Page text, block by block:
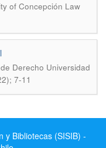
of Concepción Law
Derecho Universidad
7-11
y Bibliotecas (SISIB) -